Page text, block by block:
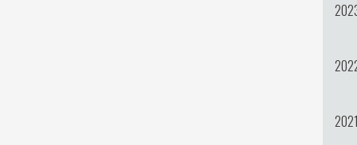
2021